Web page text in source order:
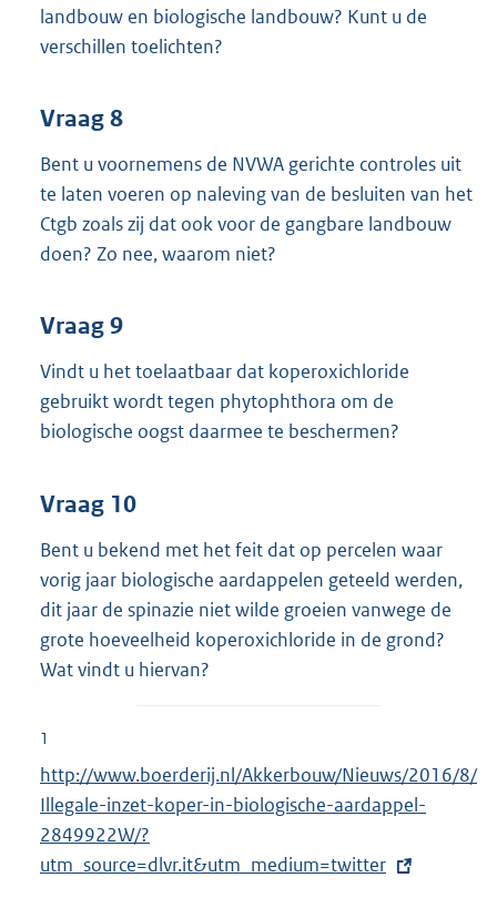
landbouw en biologische landbouw? Kunt u de
verschillen toelichten?
Vraag 8
Bent u voornemens de NVWA gerichte controles uit
te laten voeren op naleving van de besluiten van het
Ctgb zoals zij dat ook voor de gangbare landbouw
doen? Zo nee, waarom niet?
Vraag 9
Vindt u het toelaatbaar dat koperoxichloride
gebruikt wordt tegen phytophthora om de
biologische oogst daarmee te beschermen?
Vraag 10
Bent u bekend met het feit dat op percelen waar
vorig jaar biologische aardappelen geteeld werden,
dit jaar de spinazie niet wilde groeien vanwege de
grote hoeveelheid koperoxichloride in de grond?
Wat vindt u hiervan?
1
E
x
t
e
http://www.boerderij.nl/Akkerbouw/Nieuws/2016/8/
Illegale-inzet-koper-in-biologische-aardappel-
2849922W/?
utm_source=dlvr.it&utm_medium=twitter